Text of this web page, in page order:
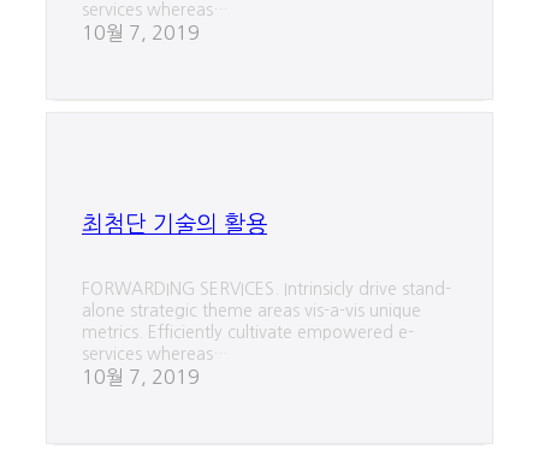
services whereas…
10월 7, 2019
최첨단 기술의 활용
FORWARDING SERVICES. Intrinsicly drive stand-
alone strategic theme areas vis-a-vis unique
metrics. Efficiently cultivate empowered e-
services whereas…
10월 7, 2019